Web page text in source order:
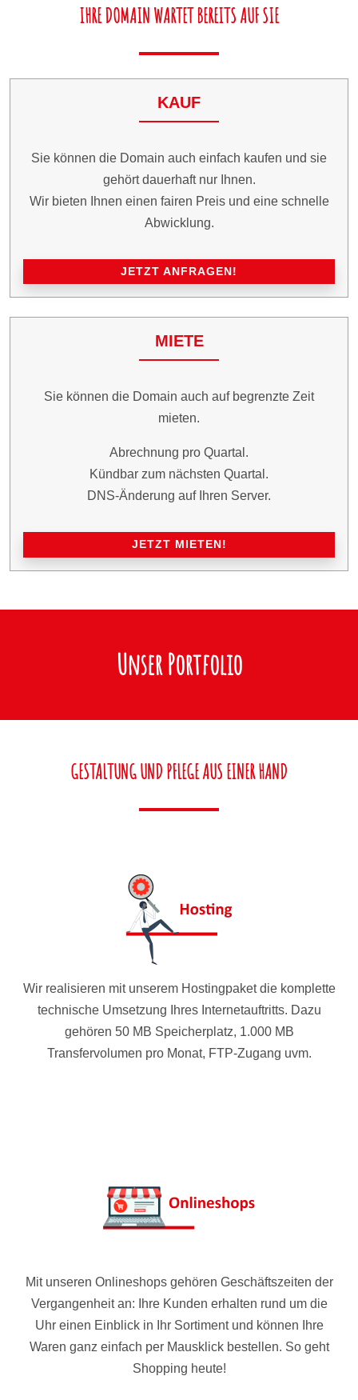
IHRE DOMAIN WARTET BEREITS AUF SIE
KAUF
Sie können die Domain auch einfach kaufen und sie
gehört dauerhaft nur Ihnen.
Wir bieten Ihnen einen fairen Preis und eine schnelle
Abwicklung.
JETZT ANFRAGEN!
MIETE
Sie können die Domain auch auf begrenzte Zeit
mieten.
Abrechnung pro Quartal.
Kündbar zum nächsten Quartal.
DNS-Änderung auf Ihren Server.
JETZT MIETEN!
Unser Portfolio
GESTALTUNG UND PFLEGE AUS EINER HAND
Wir realisieren mit unserem Hostingpaket die komplette
technische Umsetzung Ihres Internetauftritts. Dazu
gehören 50 MB Speicherplatz, 1.000 MB
Transfervolumen pro Monat, FTP-Zugang uvm.
Mit unseren Onlineshops gehören Geschäftszeiten der
Vergangenheit an: Ihre Kunden erhalten rund um die
Uhr einen Einblick in Ihr Sortiment und können Ihre
Waren ganz einfach per Mausklick bestellen. So geht
Shopping heute!